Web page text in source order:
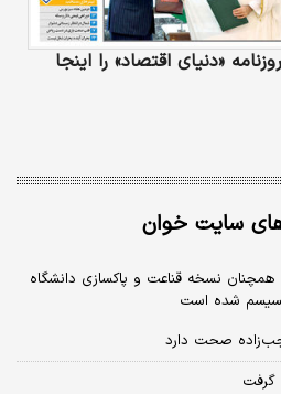
«دنیای‌ اقتصاد» را اینجا
سایت خوان
نسخه قناعت و پاکسازی دانشگاه
شده است
صحت دارد
گرفت